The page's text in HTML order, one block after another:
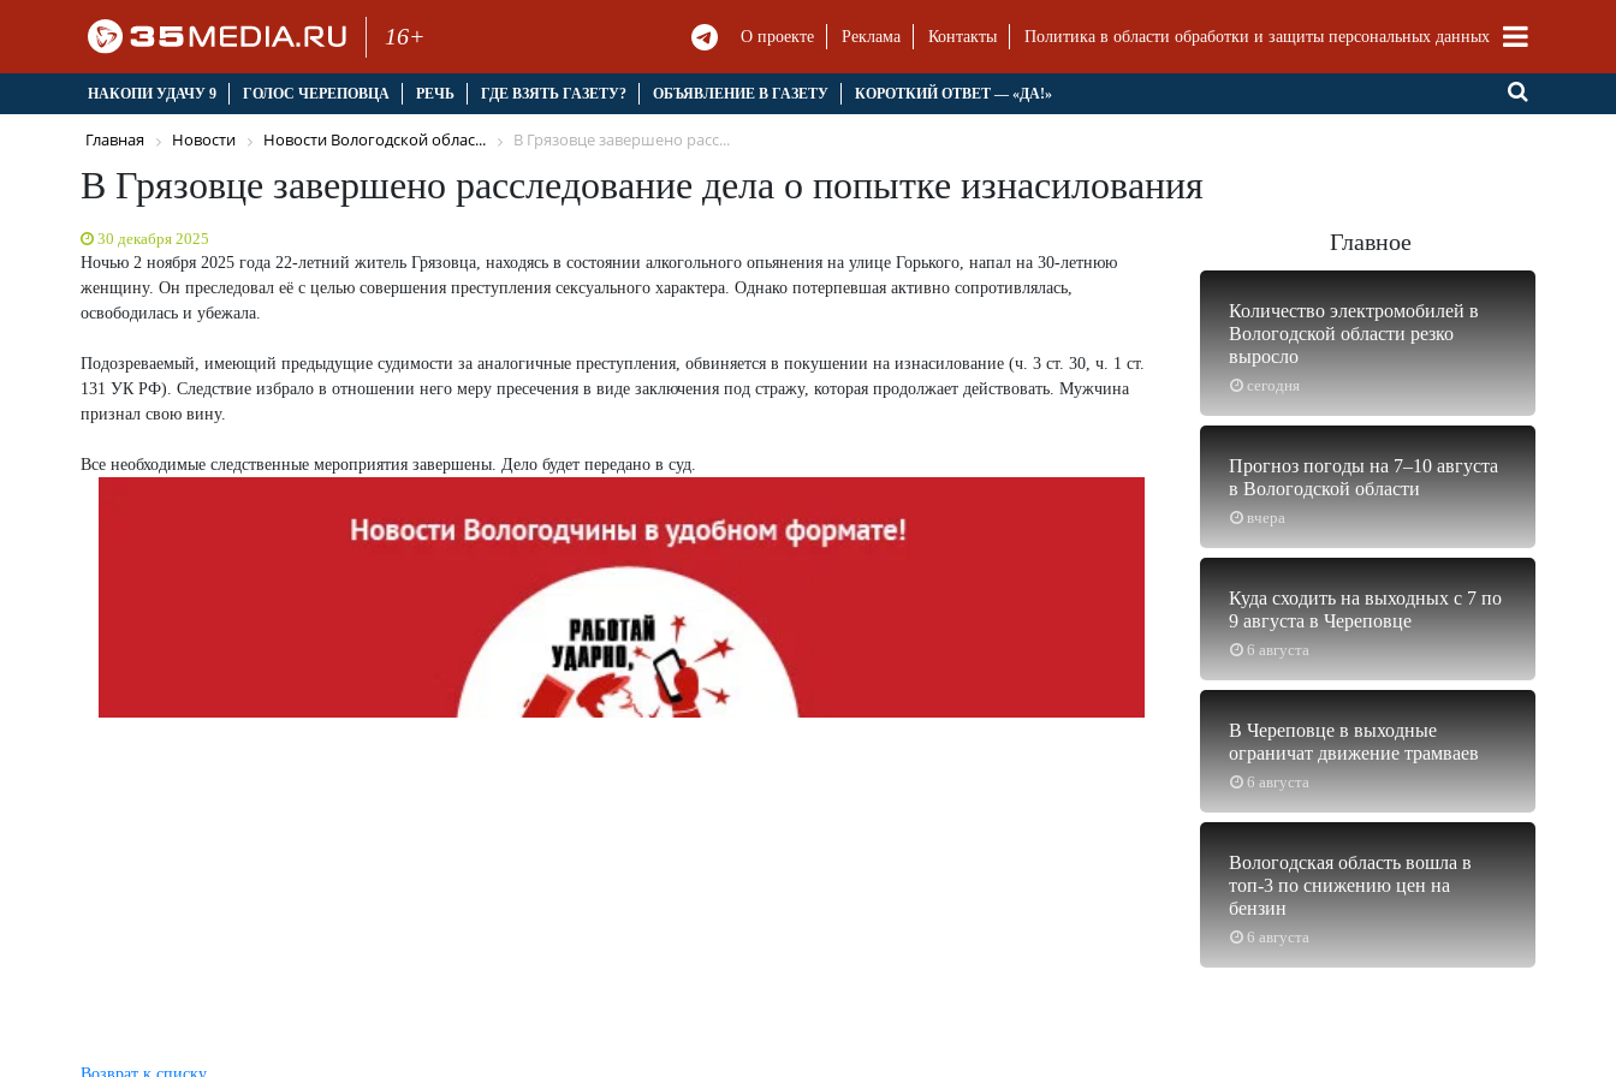
16+ О проекте Реклама Контакты Политика в области обработки и защиты персональных данных
НАКОПИ УДАЧУ 9 ГОЛОС ЧЕРЕПОВЦА РЕЧЬ ГДЕ ВЗЯТЬ ГАЗЕТУ? ОБЪЯВЛЕНИЕ В ГАЗЕТУ КОРОТКИЙ ОТВЕТ — «ДА!»
Главная Новости Новости Вологодской облас... В Грязовце завершено расс...
В Грязовце завершено расследование дела о попытке изнасилования
30 декабря 2025
Ночью 2 ноября 2025 года 22-летний житель Грязовца, находясь в состоянии алкогольного опьянения на улице Горького, напал на 30-летнюю
женщину. Он преследовал её с целью совершения преступления сексуального характера. Однако потерпевшая активно сопротивлялась,
освободилась и убежала.
Подозреваемый, имеющий предыдущие судимости за аналогичные преступления, обвиняется в покушении на изнасилование (ч. 3 ст. 30, ч. 1 ст.
131 УК РФ). Следствие избрало в отношении него меру пресечения в виде заключения под стражу, которая продолжает действовать. Мужчина
признал свою вину.
Все необходимые следственные мероприятия завершены. Дело будет передано в суд.
Главное
сегодня
Количество электромобилей в
Вологодской области резко
выросло
вчера
Прогноз погоды на 7–10 августа
в Вологодской области
6 августа
Куда сходить на выходных с 7 по
9 августа в Череповце
6 августа
В Череповце в выходные
ограничат движение трамваев
6 августа
Вологодская область вошла в
топ-3 по снижению цен на
бензин